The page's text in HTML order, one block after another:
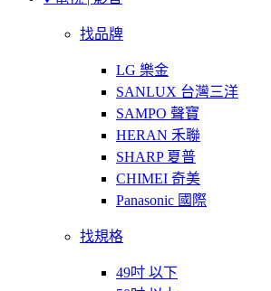
找品牌
LG 樂金
SANLUX 台灣三洋
SAMPO 聲寶
HERAN 禾聯
SHARP 夏普
CHIMEI 奇美
Panasonic 國際
找規格
49吋 以下